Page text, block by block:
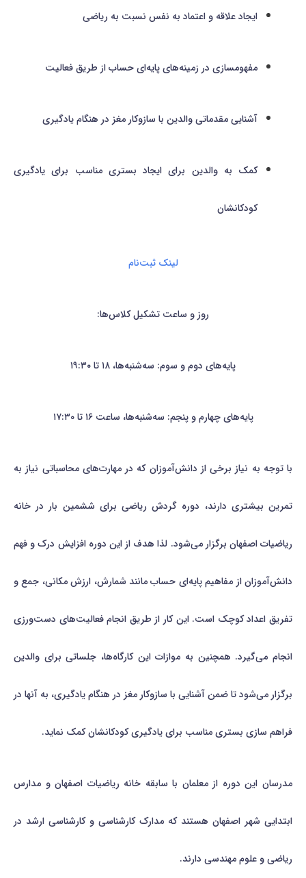
ایجاد علاقه و اعتماد به نفس نسبت به ریاضی
مفهوم‎سازی در زمینه‌های پایه‌ای حساب از طریق فعالیت
آشنایی مقدماتی والدین با سازوکار مغز در هنگام یادگیری
کمک به والدین برای ایجاد بستری مناسب برای یادگیری
کودکانشان
لینک ثبت‌نام
روز و ساعت تشکیل کلاس‌ها:
پایه‌های دوم و سوم: سه‌شنبه‌ها، ۱۸ تا ۱۹:۳۰
پایه‌های چهارم و پنجم: سه‌شنبه‌ها، ساعت ۱۶ تا ۱۷:۳۰
با توجه به نیاز برخی از دانش‌آموزان که در مهارت‌های محاسباتی نیاز به
تمرین بیشتری دارند، دوره گردش ریاضی برای ششمین بار در خانه
ریاضیات اصفهان برگزار می‌شود. لذا هدف از این دوره افزایش درک و فهم
دانش‌آموزان از مفاهیم پایه‌ای حساب مانند شمارش، ارزش مکانی، جمع و
تفریق اعداد کوچک است. این کار از طریق انجام فعالیت‌های دست‌ورزی
انجام می‌گیرد. همچنین به موازات این کارگاه‌ها، جلساتی برای والدین
برگزار می‌شود تا ضمن آشنایی با سازوکار مغز در هنگام یادگیری، به آنها در
فراهم سازی بستری مناسب برای یادگیری کودکانشان کمک نماید.
مدرسان این دوره از معلمان با سابقه خانه ریاضیات اصفهان و مدارس
ابتدایی شهر اصفهان هستند که مدارک کارشناسی و کارشناسی ارشد در
ریاضی و علوم مهندسی دارند.